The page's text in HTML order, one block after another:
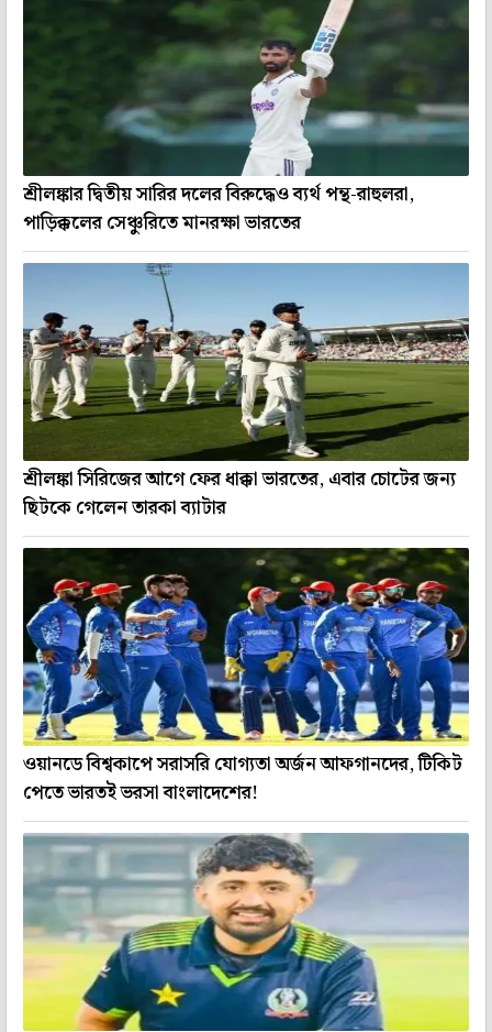
শ্রীলঙ্কার দ্বিতীয় সারির দলের বিরুদ্ধেও ব্যর্থ পন্থ-রাহুলরা,
পাড়িক্কলের সেঞ্চুরিতে মানরক্ষা ভারতের
শ্রীলঙ্কা সিরিজের আগে ফের ধাক্কা ভারতের, এবার চোটের জন্য
ছিটকে গেলেন তারকা ব্যাটার
ওয়ানডে বিশ্বকাপে সরাসরি যোগ্যতা অর্জন আফগানদের, টিকিট
পেতে ভারতই ভরসা বাংলাদেশের!